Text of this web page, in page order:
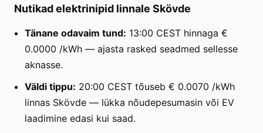
Nutikad elektrinipid linnale Skövde
Tänane odavaim tund: 13:00 CEST hinnaga €
0.0000 /kWh — ajasta rasked seadmed sellesse
aknasse.
Väldi tippu: 20:00 CEST tõuseb € 0.0070 /kWh
linnas Skövde — lükka nõudepesumasin või EV
laadimine edasi kui saad.